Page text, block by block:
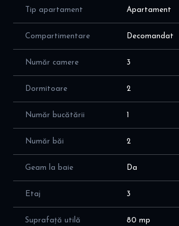
Blocul este finalizat in 1939, nu este
Comision cumparator: 2%
Tip apartament Apartament
Compartimentare Decomandat
Număr camere 3
Dormitoare 2
Număr bucătării 1
Număr băi 2
Geam la baie Da
Etaj 3
Suprafață utilă 80 mp